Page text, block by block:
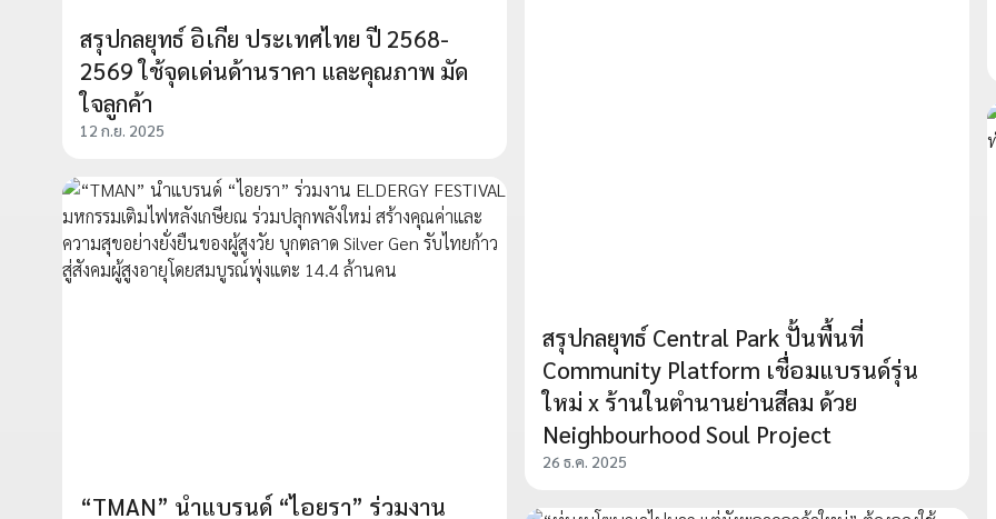
สรุปกลยุทธ์ อิเกีย ประเทศไทย ปี 2568-
2569 ใช้จุดเด่นด้านราคา และคุณภาพ มัด
ใจลูกค้า
12 ก.ย. 2025
สรุปกลยุทธ์ Central Park ปั้นพื้นที่
Community Platform เชื่อมแบรนด์รุ่น
ใหม่ x ร้านในตำนานย่านสีลม ด้วย
Neighbourhood Soul Project
26 ธ.ค. 2025
“TMAN” นำแบรนด์ “ไอยรา” ร่วมงาน